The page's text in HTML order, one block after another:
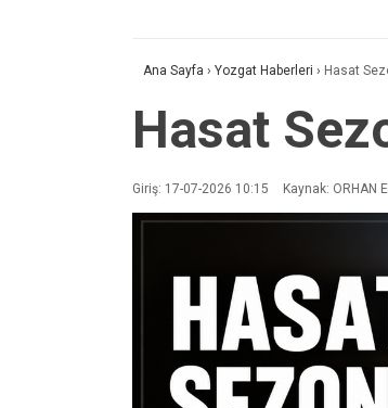
Ana Sayfa › Yozgat Haberleri › Hasat
Hasat
Giriş: 17-07-2026 10:15 Kaynak: ORHAN